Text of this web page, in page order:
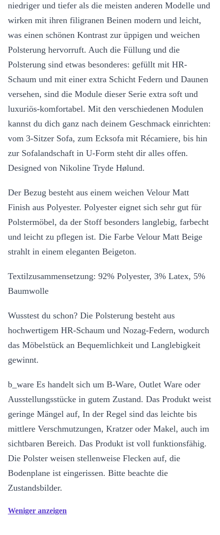
niedriger und tiefer als die meisten anderen Modelle und
wirken mit ihren filigranen Beinen modern und leicht,
was einen schönen Kontrast zur üppigen und weichen
Polsterung hervorruft. Auch die Füllung und die
Polsterung sind etwas besonderes: gefüllt mit HR-
Schaum und mit einer extra Schicht Federn und Daunen
versehen, sind die Module dieser Serie extra soft und
luxuriös-komfortabel. Mit den verschiedenen Modulen
kannst du dich ganz nach deinem Geschmack einrichten:
vom 3-Sitzer Sofa, zum Ecksofa mit Récamiere, bis hin
zur Sofalandschaft in U-Form steht dir alles offen.
Designed von Nikoline Tryde Hølund.
Der Bezug besteht aus einem weichen Velour Matt
Finish aus Polyester. Polyester eignet sich sehr gut für
Polstermöbel, da der Stoff besonders langlebig, farbecht
und leicht zu pflegen ist. Die Farbe Velour Matt Beige
strahlt in einem eleganten Beigeton.
Textilzusammensetzung: 92% Polyester, 3% Latex, 5%
Baumwolle
Wusstest du schon? Die Polsterung besteht aus
hochwertigem HR-Schaum und Nozag-Federn, wodurch
das Möbelstück an Bequemlichkeit und Langlebigkeit
gewinnt.
b_ware Es handelt sich um B-Ware, Outlet Ware oder
Ausstellungsstücke in gutem Zustand. Das Produkt weist
geringe Mängel auf, In der Regel sind das leichte bis
mittlere Verschmutzungen, Kratzer oder Makel, auch im
sichtbaren Bereich. Das Produkt ist voll funktionsfähig.
Die Polster weisen stellenweise Flecken auf, die
Bodenplane ist eingerissen. Bitte beachte die
Zustandsbilder.
Weniger anzeigen